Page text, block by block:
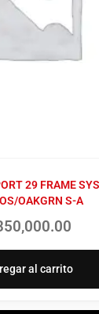
29 FRAME
OAKGRN S-A
al carrito